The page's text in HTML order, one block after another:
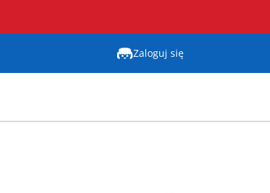
Zaloguj się